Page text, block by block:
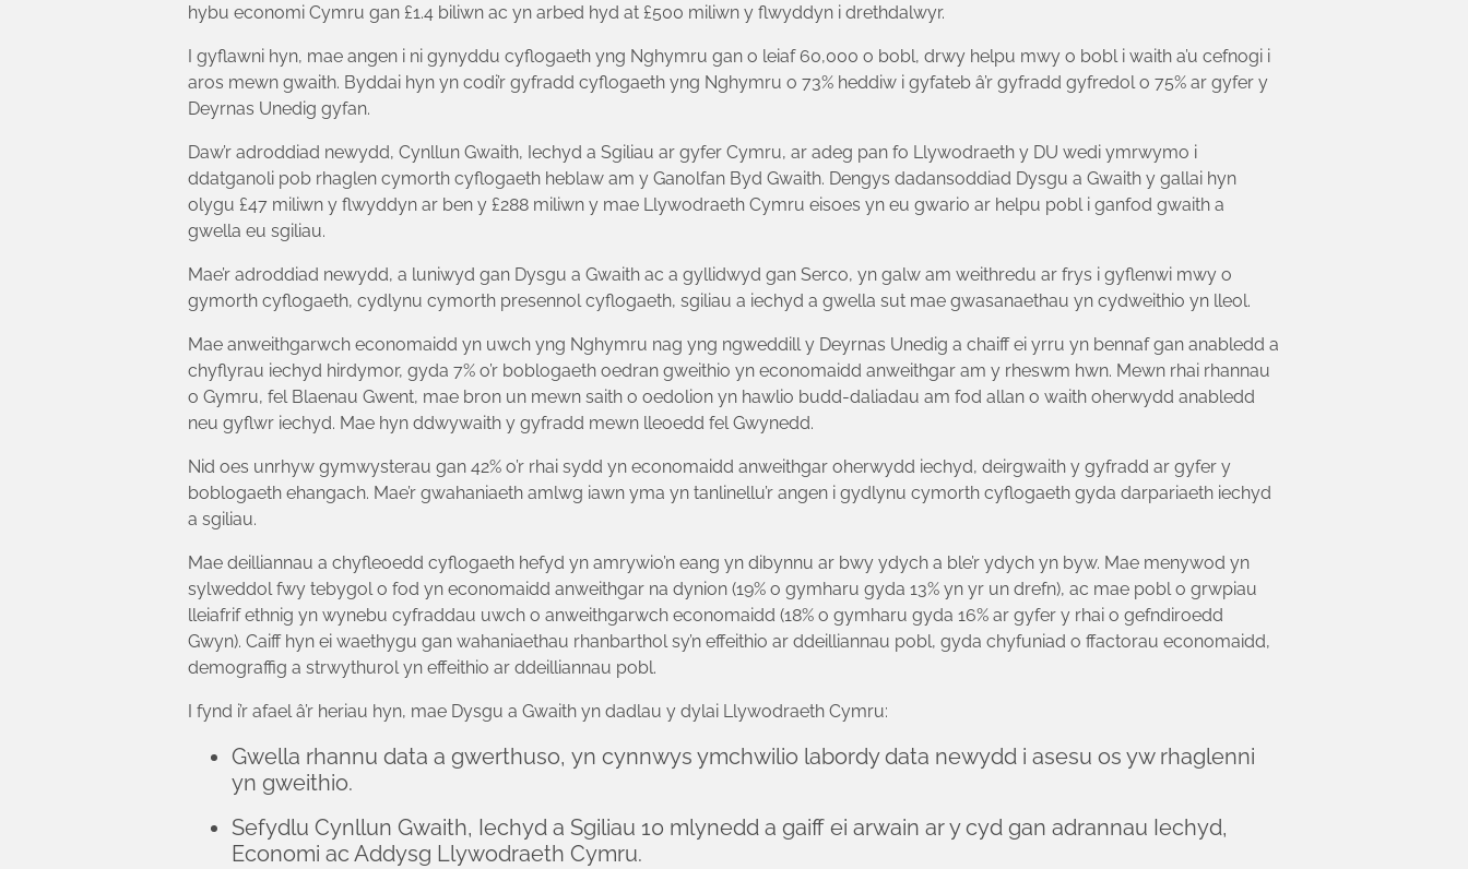
hybu economi Cymru gan £1.4 biliwn ac yn arbed hyd at £500 miliwn y flwyddyn i drethdalwyr.
I gyflawni hyn, mae angen i ni gynyddu cyflogaeth yng Nghymru gan o leiaf 60,000 o bobl, drwy helpu mwy o bobl i waith a’u cefnogi i
aros mewn gwaith. Byddai hyn yn codi’r gyfradd cyflogaeth yng Nghymru o 73% heddiw i gyfateb â’r gyfradd gyfredol o 75% ar gyfer y
Deyrnas Unedig gyfan.
Daw’r adroddiad newydd, Cynllun Gwaith, Iechyd a Sgiliau ar gyfer Cymru, ar adeg pan fo Llywodraeth y DU wedi ymrwymo i
ddatganoli pob rhaglen cymorth cyflogaeth heblaw am y Ganolfan Byd Gwaith. Dengys dadansoddiad Dysgu a Gwaith y gallai hyn
olygu £47 miliwn y flwyddyn ar ben y £288 miliwn y mae Llywodraeth Cymru eisoes yn eu gwario ar helpu pobl i ganfod gwaith a
gwella eu sgiliau.
Mae’r adroddiad newydd, a luniwyd gan Dysgu a Gwaith ac a gyllidwyd gan Serco, yn galw am weithredu ar frys i gyflenwi mwy o
gymorth cyflogaeth, cydlynu cymorth presennol cyflogaeth, sgiliau a iechyd a gwella sut mae gwasanaethau yn cydweithio yn lleol.
Mae anweithgarwch economaidd yn uwch yng Nghymru nag yng ngweddill y Deyrnas Unedig a chaiff ei yrru yn bennaf gan anabledd a
chyflyrau iechyd hirdymor, gyda 7% o’r boblogaeth oedran gweithio yn economaidd anweithgar am y rheswm hwn. Mewn rhai rhannau
o Gymru, fel Blaenau Gwent, mae bron un mewn saith o oedolion yn hawlio budd-daliadau am fod allan o waith oherwydd anabledd
neu gyflwr iechyd. Mae hyn ddwywaith y gyfradd mewn lleoedd fel Gwynedd.
Nid oes unrhyw gymwysterau gan 42% o’r rhai sydd yn economaidd anweithgar oherwydd iechyd, deirgwaith y gyfradd ar gyfer y
boblogaeth ehangach. Mae’r gwahaniaeth amlwg iawn yma yn tanlinellu’r angen i gydlynu cymorth cyflogaeth gyda darpariaeth iechyd
a sgiliau.
Mae deilliannau a chyfleoedd cyflogaeth hefyd yn amrywio’n eang yn dibynnu ar bwy ydych a ble’r ydych yn byw. Mae menywod yn
sylweddol fwy tebygol o fod yn economaidd anweithgar na dynion (19% o gymharu gyda 13% yn yr un drefn), ac mae pobl o grwpiau
lleiafrif ethnig yn wynebu cyfraddau uwch o anweithgarwch economaidd (18% o gymharu gyda 16% ar gyfer y rhai o gefndiroedd
Gwyn). Caiff hyn ei waethygu gan wahaniaethau rhanbarthol sy’n effeithio ar ddeilliannau pobl, gyda chyfuniad o ffactorau economaidd,
demograffig a strwythurol yn effeithio ar ddeilliannau pobl.
I fynd i’r afael â’r heriau hyn, mae Dysgu a Gwaith yn dadlau y dylai Llywodraeth Cymru:
Gwella rhannu data a gwerthuso, yn cynnwys ymchwilio labordy data newydd i asesu os yw rhaglenni
yn gweithio.
Sefydlu Cynllun Gwaith, Iechyd a Sgiliau 10 mlynedd a gaiff ei arwain ar y cyd gan adrannau Iechyd,
Economi ac Addysg Llywodraeth Cymru.